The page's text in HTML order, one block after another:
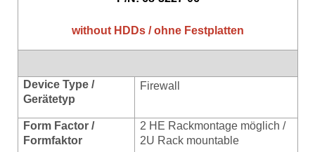
without HDDs / ohne Festplatten
Device Type /
Gerätetyp
Firewall
Form Factor /
Formfaktor
2 HE Rackmontage möglich /
2U Rack mountable